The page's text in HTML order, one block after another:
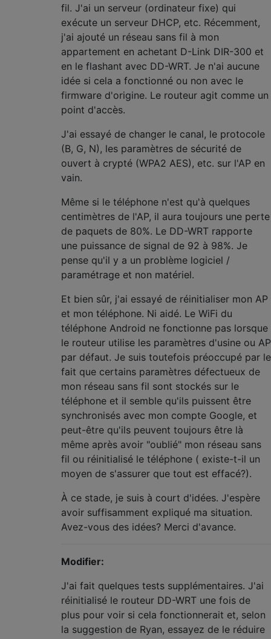
fil. J'ai un serveur (ordinateur fixe) qui
exécute un serveur DHCP, etc. Récemment,
j'ai ajouté un réseau sans fil à mon
appartement en achetant D-Link DIR-300 et
en le flashant avec DD-WRT. Je n'ai aucune
idée si cela a fonctionné ou non avec le
firmware d'origine. Le routeur agit comme un
point d'accès.
J'ai essayé de changer le canal, le protocole
(B, G, N), les paramètres de sécurité de
ouvert à crypté (WPA2 AES), etc. sur l'AP en
vain.
Même si le téléphone n'est qu'à quelques
centimètres de l'AP, il aura toujours une perte
de paquets de 80%. Le DD-WRT rapporte
une puissance de signal de 92 à 98%. Je
pense qu'il y a un problème logiciel /
paramétrage et non matériel.
Et bien sûr, j'ai essayé de réinitialiser mon AP
et mon téléphone. Ni aidé. Le WiFi du
téléphone Android ne fonctionne pas lorsque
le routeur utilise les paramètres d'usine ou AP
par défaut. Je suis toutefois préoccupé par le
fait que certains paramètres défectueux de
mon réseau sans fil sont stockés sur le
téléphone et il semble qu'ils puissent être
synchronisés avec mon compte Google, et
peut-être qu'ils peuvent toujours être là
même après avoir "oublié" mon réseau sans
fil ou réinitialisé le téléphone ( existe-t-il un
moyen de s'assurer que tout est effacé?).
À ce stade, je suis à court d'idées. J'espère
avoir suffisamment expliqué ma situation.
Avez-vous des idées? Merci d'avance.
Modifier:
J'ai fait quelques tests supplémentaires. J'ai
réinitialisé le routeur DD-WRT une fois de
plus pour voir si cela fonctionnerait et, selon
la suggestion de Ryan, essayez de le réduire